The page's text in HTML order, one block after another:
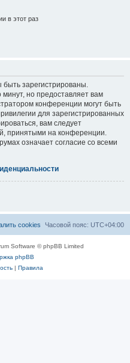
в этот раз
зарегистрированы.
минут, но предоставляет вам
конференции могут быть
для зарегистрированных
вам следует
принятыми на конференции.
означает согласие со всеми
Часовой пояс: UTC+04:00
cookies
Software © phpBB Limited
phpBB
| Правила